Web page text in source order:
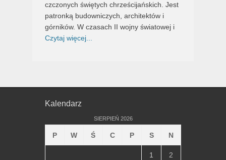
czczonych świętych chrześcijańskich. Jest
patronką budowniczych, architektów i
górników. W czasach II wojny światowej i
Czytaj więcej...
Kalendarz
SIERPIEŃ 2026
P W Ś C P S N
1 2